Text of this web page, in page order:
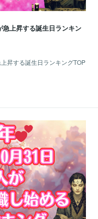
急上昇する誕生日ランキン
昇する誕生日ランキングTOP